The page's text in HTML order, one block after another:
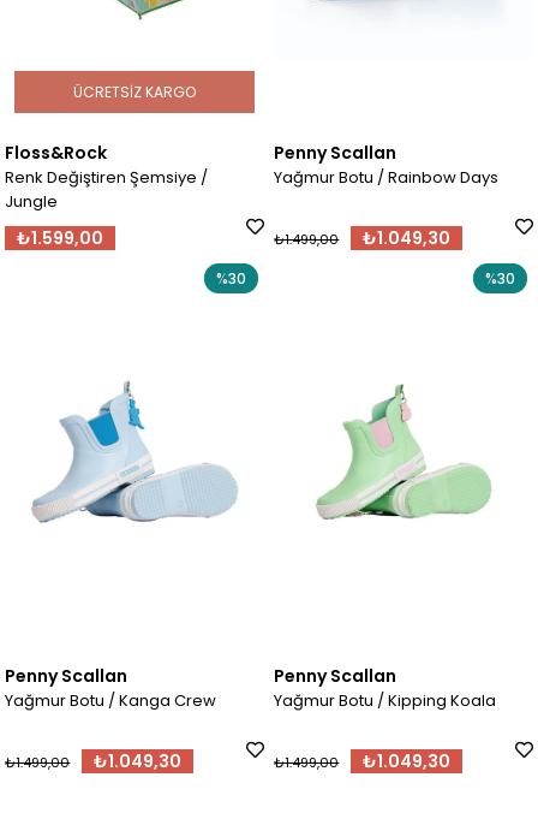
Floss&Rock
Renk Değiştiren Şemsiye /
Jungle
₺1.599,00
ÜCRETSIZ KARGO
Penny Scallan
Yağmur Botu / Rainbow Days
₺1.049,30
₺1.499,00
Penny Scallan
Yağmur Botu / Kanga Crew
₺1.049,30
₺1.499,00
%30
Penny Scallan
Yağmur Botu / Kipping Koala
₺1.049,30
₺1.499,00
%30